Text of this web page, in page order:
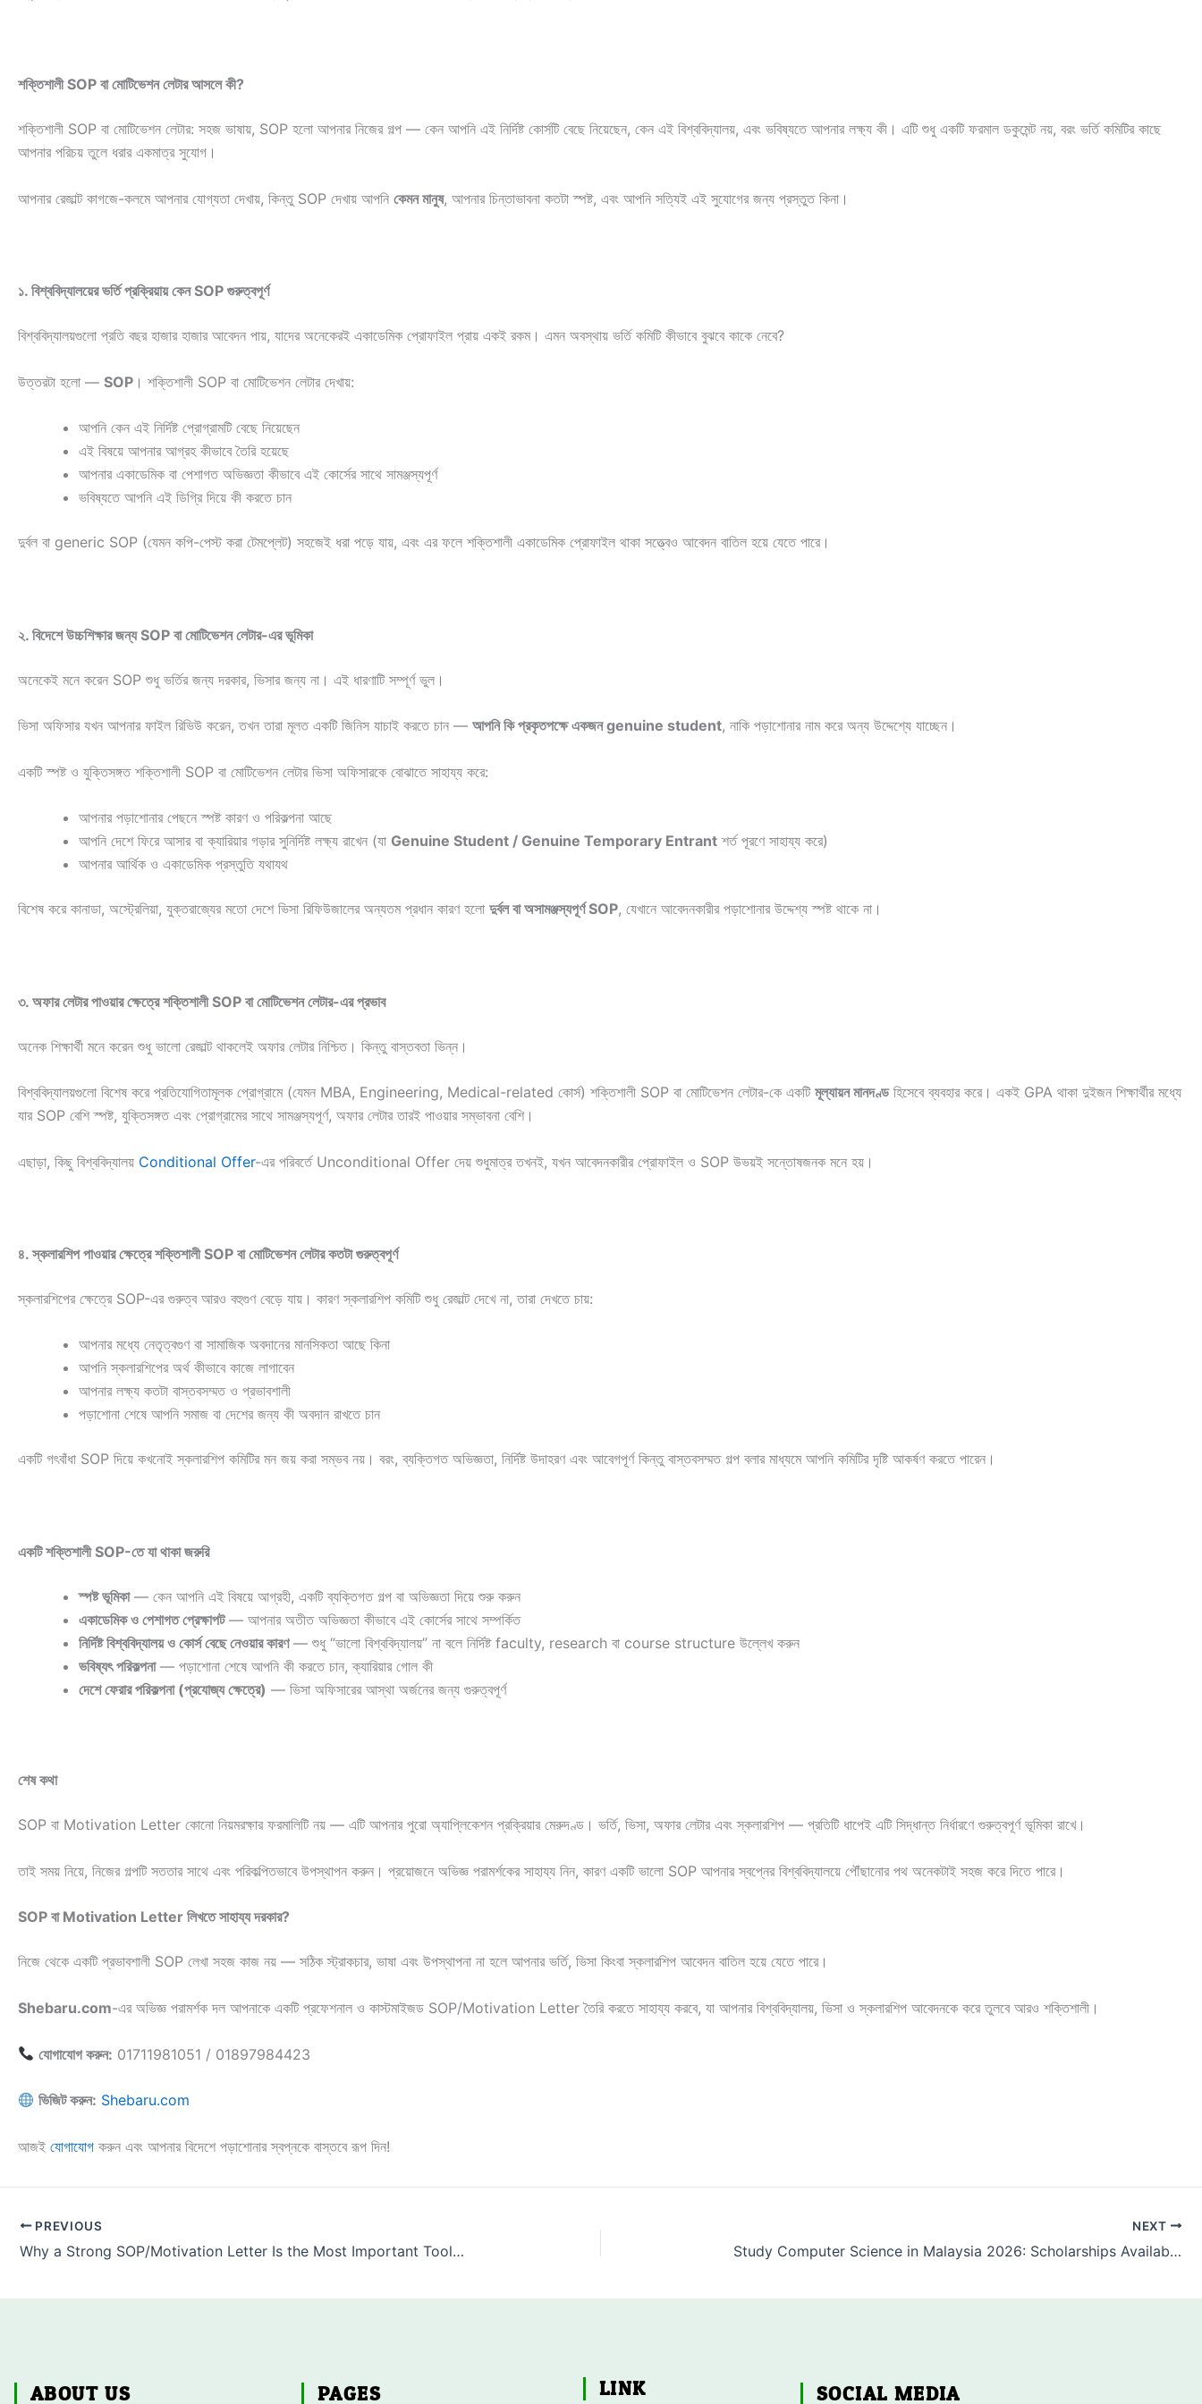
শক্তিশালী SOP বা মোটিভেশন লেটার আসলে কী?
শক্তিশালী SOP বা মোটিভেশন লেটার: সহজ ভাষায়, SOP হলো আপনার নিজের গল্প — কেন আপনি এই নির্দিষ্ট কোর্সটি বেছে নিয়েছেন, কেন এই বিশ্ববিদ্যালয়, এবং ভবিষ্যতে আপনার লক্ষ্য কী। এটি শুধু একটি ফরমাল ডকুমেন্ট নয়, বরং ভর্তি কমিটির কাছে
আপনার পরিচয় তুলে ধরার একমাত্র সুযোগ।
আপনার রেজাল্ট কাগজে-কলমে আপনার যোগ্যতা দেখায়, কিন্তু SOP দেখায় আপনি কেমন মানুষ, আপনার চিন্তাভাবনা কতটা স্পষ্ট, এবং আপনি সত্যিই এই সুযোগের জন্য প্রস্তুত কিনা।
১. বিশ্ববিদ্যালয়ের ভর্তি প্রক্রিয়ায় কেন SOP গুরুত্বপূর্ণ
বিশ্ববিদ্যালয়গুলো প্রতি বছর হাজার হাজার আবেদন পায়, যাদের অনেকেরই একাডেমিক প্রোফাইল প্রায় একই রকম। এমন অবস্থায় ভর্তি কমিটি কীভাবে বুঝবে কাকে নেবে?
উত্তরটা হলো — SOP । শক্তিশালী SOP বা মোটিভেশন লেটার দেখায়:
আপনি কেন এই নির্দিষ্ট প্রোগ্রামটি বেছে নিয়েছেন
এই বিষয়ে আপনার আগ্রহ কীভাবে তৈরি হয়েছে
আপনার একাডেমিক বা পেশাগত অভিজ্ঞতা কীভাবে এই কোর্সের সাথে সামঞ্জস্যপূর্ণ
ভবিষ্যতে আপনি এই ডিগ্রি দিয়ে কী করতে চান
দুর্বল বা generic SOP (যেমন কপি-পেস্ট করা টেমপ্লেট) সহজেই ধরা পড়ে যায়, এবং এর ফলে শক্তিশালী একাডেমিক প্রোফাইল থাকা সত্ত্বেও আবেদন বাতিল হয়ে যেতে পারে।
২. বিদেশে উচ্চশিক্ষার জন্য SOP বা মোটিভেশন লেটার-এর ভূমিকা
অনেকেই মনে করেন SOP শুধু ভর্তির জন্য দরকার, ভিসার জন্য না। এই ধারণাটি সম্পূর্ণ ভুল।
ভিসা অফিসার যখন আপনার ফাইল রিভিউ করেন, তখন তারা মূলত একটি জিনিস যাচাই করতে চান — আপনি কি প্রকৃতপক্ষে একজন genuine student, নাকি পড়াশোনার নাম করে অন্য উদ্দেশ্যে যাচ্ছেন।
একটি স্পষ্ট ও যুক্তিসঙ্গত শক্তিশালী SOP বা মোটিভেশন লেটার ভিসা অফিসারকে বোঝাতে সাহায্য করে:
আপনার পড়াশোনার পেছনে স্পষ্ট কারণ ও পরিকল্পনা আছে
আপনি দেশে ফিরে আসার বা ক্যারিয়ার গড়ার সুনির্দিষ্ট লক্ষ্য রাখেন (যা Genuine Student / Genuine Temporary Entrant শর্ত পূরণে সাহায্য করে)
আপনার আর্থিক ও একাডেমিক প্রস্তুতি যথাযথ
বিশেষ করে কানাডা, অস্ট্রেলিয়া, যুক্তরাজ্যের মতো দেশে ভিসা রিফিউজালের অন্যতম প্রধান কারণ হলো দুর্বল বা অসামঞ্জস্যপূর্ণ SOP, যেখানে আবেদনকারীর পড়াশোনার উদ্দেশ্য স্পষ্ট থাকে না।
৩. অফার লেটার পাওয়ার ক্ষেত্রে শক্তিশালী SOP বা মোটিভেশন লেটার-এর প্রভাব
অনেক শিক্ষার্থী মনে করেন শুধু ভালো রেজাল্ট থাকলেই অফার লেটার নিশ্চিত। কিন্তু বাস্তবতা ভিন্ন।
বিশ্ববিদ্যালয়গুলো বিশেষ করে প্রতিযোগিতামূলক প্রোগ্রামে (যেমন MBA, Engineering, Medical-related কোর্স) শক্তিশালী SOP বা মোটিভেশন লেটার-কে একটি মূল্যায়ন মানদণ্ডহিসেবে ব্যবহার করে। একই GPA থাকা দুইজন শিক্ষার্থীর মধ্যে
যার SOP বেশি স্পষ্ট, যুক্তিসঙ্গত এবং প্রোগ্রামের সাথে সামঞ্জস্যপূর্ণ, অফার লেটার তারই পাওয়ার সম্ভাবনা বেশি।
এছাড়া, কিছু বিশ্ববিদ্যালয় Conditional Offer-এর পরিবর্তে Unconditional Offer দেয় শুধুমাত্র তখনই, যখন আবেদনকারীর প্রোফাইল ও SOP উভয়ই সন্তোষজনক মনে হয়।
৪. স্কলারশিপ পাওয়ার ক্ষেত্রে শক্তিশালী SOP বা মোটিভেশন লেটার কতটা গুরুত্বপূর্ণ
স্কলারশিপের ক্ষেত্রে SOP-এর গুরুত্ব আরও বহুগুণ বেড়ে যায়। কারণ স্কলারশিপ কমিটি শুধু রেজাল্ট দেখে না, তারা দেখতে চায়:
আপনার মধ্যে নেতৃত্বগুণ বা সামাজিক অবদানের মানসিকতা আছে কিনা
আপনি স্কলারশিপের অর্থ কীভাবে কাজে লাগাবেন
আপনার লক্ষ্য কতটা বাস্তবসম্মত ও প্রভাবশালী
পড়াশোনা শেষে আপনি সমাজ বা দেশের জন্য কী অবদান রাখতে চান
একটি গৎবাঁধা SOP দিয়ে কখনোই স্কলারশিপ কমিটির মন জয় করা সম্ভব নয়। বরং, ব্যক্তিগত অভিজ্ঞতা, নির্দিষ্ট উদাহরণ এবং আবেগপূর্ণ কিন্তু বাস্তবসম্মত গল্প বলার মাধ্যমে আপনি কমিটির দৃষ্টি আকর্ষণ করতে পারেন।
একটি শক্তিশালী SOP-তে যা থাকা জরুরি
স্পষ্ট ভূমিকা— কেন আপনি এই বিষয়ে আগ্রহী, একটি ব্যক্তিগত গল্প বা অভিজ্ঞতা দিয়ে শুরু করুন
একাডেমিক ও পেশাগত প্রেক্ষাপট— আপনার অতীত অভিজ্ঞতা কীভাবে এই কোর্সের সাথে সম্পর্কিত
নির্দিষ্ট বিশ্ববিদ্যালয় ও কোর্স বেছে নেওয়ার কারণ— শুধু “ভালো বিশ্ববিদ্যালয়” না বলে নির্দিষ্ট faculty, research বা course structure উল্লেখ করুন
ভবিষ্যৎ পরিকল্পনা— পড়াশোনা শেষে আপনি কী করতে চান, ক্যারিয়ার গোল কী
দেশে ফেরার পরিকল্পনা (প্রযোজ্য ক্ষেত্রে) — ভিসা অফিসারের আস্থা অর্জনের জন্য গুরুত্বপূর্ণ
শেষ কথা
SOP বা Motivation Letter কোনো নিয়মরক্ষার ফরমালিটি নয় — এটি আপনার পুরো অ্যাপ্লিকেশন প্রক্রিয়ার মেরুদণ্ড। ভর্তি, ভিসা, অফার লেটার এবং স্কলারশিপ — প্রতিটি ধাপেই এটি সিদ্ধান্ত নির্ধারণে গুরুত্বপূর্ণ ভূমিকা রাখে।
তাই সময় নিয়ে, নিজের গল্পটি সততার সাথে এবং পরিকল্পিতভাবে উপস্থাপন করুন। প্রয়োজনে অভিজ্ঞ পরামর্শকের সাহায্য নিন, কারণ একটি ভালো SOP আপনার স্বপ্নের বিশ্ববিদ্যালয়ে পৌঁছানোর পথ অনেকটাই সহজ করে দিতে পারে।
SOP বা Motivation Letter লিখতে সাহায্য দরকার?
নিজে থেকে একটি প্রভাবশালী SOP লেখা সহজ কাজ নয় — সঠিক স্ট্রাকচার, ভাষা এবং উপস্থাপনা না হলে আপনার ভর্তি, ভিসা কিংবা স্কলারশিপ আবেদন বাতিল হয়ে যেতে পারে।
Shebaru.com-এর অভিজ্ঞ পরামর্শক দল আপনাকে একটি প্রফেশনাল ও কাস্টমাইজড SOP/Motivation Letter তৈরি করতে সাহায্য করবে, যা আপনার বিশ্ববিদ্যালয়, ভিসা ও স্কলারশিপ আবেদনকে করে তুলবে আরও শক্তিশালী।
যোগাযোগ করুন: 01711981051 / 01897984423
ভিজিট করুন: Shebaru.com
আজই যোগাযোগ করুন এবং আপনার বিদেশে পড়াশোনার স্বপ্নকে বাস্তবে রূপ দিন!
PREVIOUS
Why a Strong SOP/Motivation Letter Is the Most Important Tool for Your Study Abroad Dream
NEXT
Study Computer Science in Malaysia 2026: Scholarships Available – Limited Seats!
ABOUT US PAGES LINK SOCIAL MEDIA